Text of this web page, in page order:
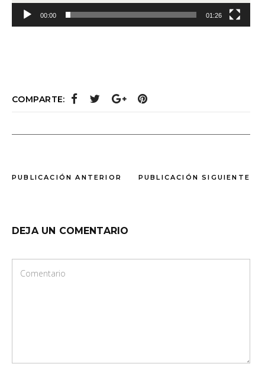
00:00 01:26
COMPARTE:
PUBLICACIÓN ANTERIOR PUBLICACIÓN SIGUIENTE
DEJA UN COMENTARIO